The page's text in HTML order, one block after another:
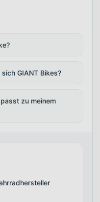
GIANT Bikes?
zu meinem